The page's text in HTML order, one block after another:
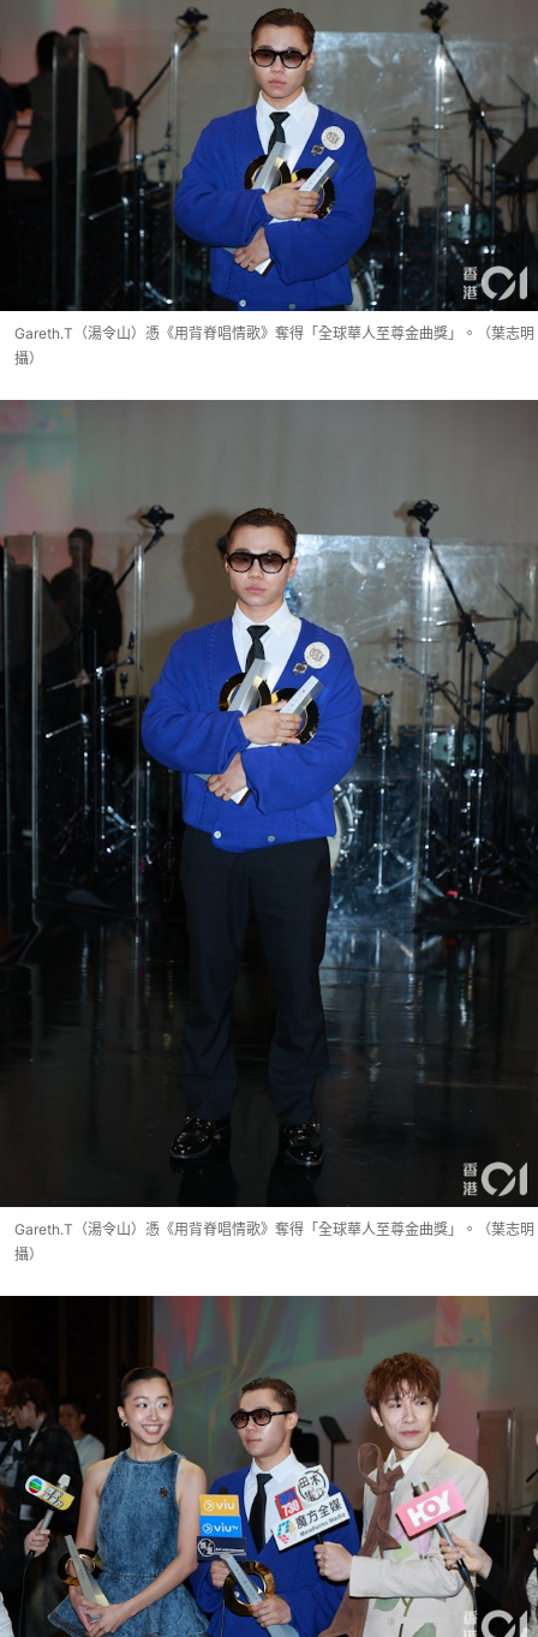
Gareth.T（湯令山）憑《用背脊唱情歌》奪得「全球華人至尊金曲獎」。（葉志明
攝）
Gareth.T（湯令山）憑《用背脊唱情歌》奪得「全球華人至尊金曲獎」。（葉志明
攝）